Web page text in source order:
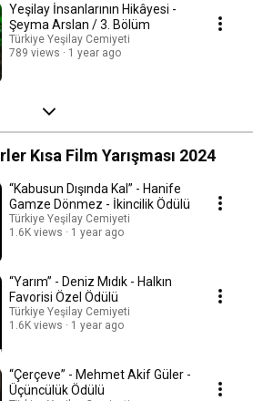
Yeşilay İnsanlarının Hikâyesi -
Şeyma Arslan / 3. Bölüm
Türkiye Yeşilay Cemiyeti
789 views
1 year ago
Kısa Film Yarışması 2024
“Kabusun Dışında Kal” - Hanife
Gamze Dönmez - İkincilik Ödülü
Türkiye Yeşilay Cemiyeti
1.6K views
1 year ago
“Yarım” - Deniz Mıdık - Halkın
Favorisi Özel Ödülü
Türkiye Yeşilay Cemiyeti
1.6K views
1 year ago
“Çerçeve” - Mehmet Akif Güler -
Üçüncülük Ödülü